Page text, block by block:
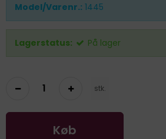
Model/Varenr.: 1445
Lagerstatus: På lager
stk.
Køb